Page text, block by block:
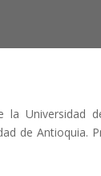
Universidad
de Antioquia.